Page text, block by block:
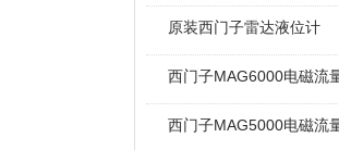
原装西门子雷达液位计
西门子MAG6000电磁流
西门子MAG5000电磁流